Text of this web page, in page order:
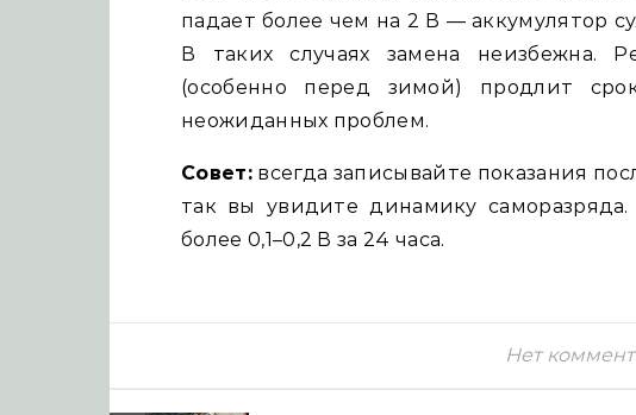
падает более чем на 2 В — аккумулятор
В таких случаях замена неизбежна.
(особенно перед зимой) продлит
неожиданных проблем.
Совет:всегда записывайте показания
так вы увидите динамику
более 0,1–0,2 В за 24 часа.
Нет